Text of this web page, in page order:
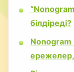
білдіреді?
Nonogram